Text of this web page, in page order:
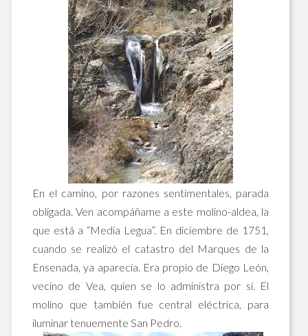
En el camino, por razones sentimentales, parada
obligada. Ven acompáñame a este molino-aldea, la
que está a “Media Legua”. En diciembre de 1751,
cuando se realizó el catastro del Marques de la
Ensenada, ya aparecía. Era propio de Diego León,
vecino de Vea, quien se lo administra por sí. El
molino que también fue central eléctrica, para
iluminar tenuemente San Pedro.